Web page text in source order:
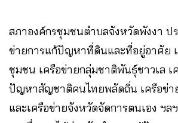
สภาองค์กรชุมชนตำบลจังหวัดพังงา ป
ข่ายการแก้ปัญหาที่ดินและที่อยู่อาศัย
ชุมชน เครือข่ายกลุ่มชาติพันธุ์ชาวเล เ
ปัญหาสัญชาติคนไทยพลัดถิ่น เครือข่
และเครือข่ายจังหวัดจัดการตนเอง ฯล